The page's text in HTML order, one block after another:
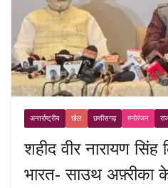
अन्तर्राष्ट्रीय खेल छत्तीसगढ़ मनोरंजन
शहीद वीर नारायण
भारत- साउथ अफ़्रीका